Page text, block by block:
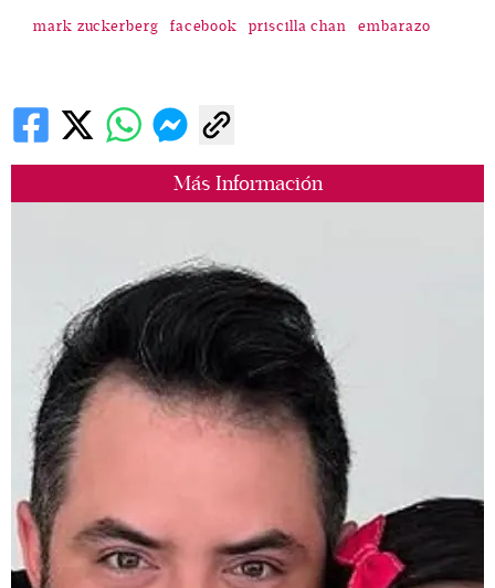
Más Información
mark zuckerberg facebook priscilla chan embarazo